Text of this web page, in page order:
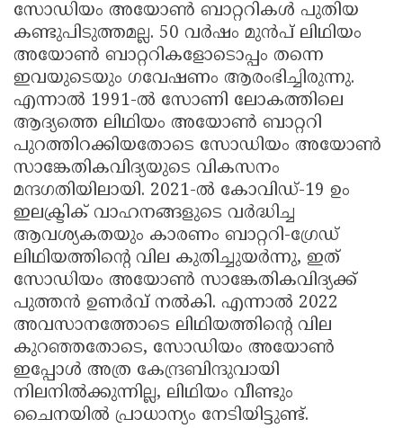
സോഡിയം അയോൺ ബാറ്ററികൾ പുതിയ
കണ്ടുപിടുത്തമല്ല. 50 വർഷം മുൻപ് ലിഥിയം
അയോൺ ബാറ്ററികളോടൊപ്പം തന്നെ
ഇവയുടെയും ഗവേഷണം ആരംഭിച്ചിരുന്നു.
എന്നാൽ 1991-ൽ സോണി ലോകത്തിലെ
ആദ്യത്തെ ലിഥിയം അയോൺ ബാറ്ററി
പുറത്തിറക്കിയതോടെ സോഡിയം അയോൺ
സാങ്കേതികവിദ്യയുടെ വികസനം
മന്ദഗതിയിലായി. 2021-ൽ കോവിഡ്-19 ഉം
ഇലക്ട്രിക് വാഹനങ്ങളുടെ വർദ്ധിച്ച
ആവശ്യകതയും കാരണം ബാറ്ററി-ഗ്രേഡ്
ലിഥിയത്തിന്റെ വില കുതിച്ചുയർന്നു, ഇത്
സോഡിയം അയോൺ സാങ്കേതികവിദ്യക്ക്
പുത്തൻ ഉണർവ് നൽകി. എന്നാൽ 2022
അവസാനത്തോടെ ലിഥിയത്തിന്റെ വില
കുറഞ്ഞതോടെ, സോഡിയം അയോൺ
ഇപ്പോൾ അത്ര കേന്ദ്രബിന്ദുവായി
നിലനിൽക്കുന്നില്ല, ലിഥിയം വീണ്ടും
ചൈനയിൽ പ്രാധാന്യം നേടിയിട്ടുണ്ട്.